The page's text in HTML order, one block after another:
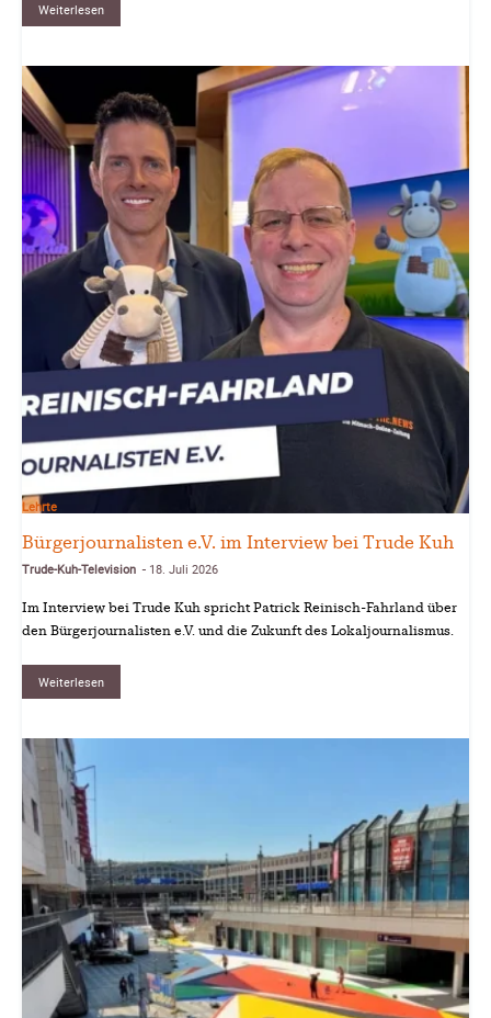
Weiterlesen
Lehrte
Bürgerjournalisten e.V. im Interview bei Trude Kuh
Trude-Kuh-Television - 18. Juli 2026
Im Interview bei Trude Kuh spricht Patrick Reinisch-Fahrland über
den Bürgerjournalisten e.V. und die Zukunft des Lokaljournalismus.
Weiterlesen